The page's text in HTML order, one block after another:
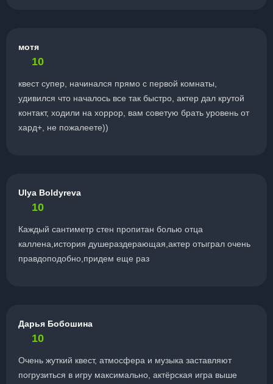
мотя
10
квест супер, начинался прямо с первой комнаты,
удивился что началось все так быстро, актер дал крутой
контакт, ходили на хоррор, вам советую брать уровень от
хард+, не пожалеете))
Ulya Boldyreva
10
Каждый сантиметр стен пропитан болью отца
каллена,история душераздерающая,актер отыграл очень
правдоподобно,придем еще раз
Дарья Бобошина
10
Очень жуткий квест, атмосфера и музыка заставляют
погрузиться в игру максимально, актёрская игра выше